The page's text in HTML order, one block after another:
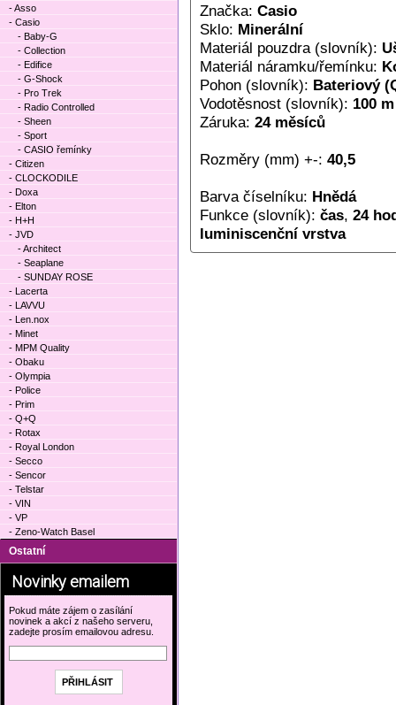
Značka: Casio
Sklo: Minerální
Materiál pouzdra (slovník):
Materiál náramku/řemínku:
Pohon (slovník): Bateriový
Vodotěsnost (slovník): 100 m
Záruka: 24 měsíců
Rozměry (mm) +-: 40,5
Barva číselníku: Hnědá
Funkce (slovník): čas, 24
luminiscenční vrstva
- Asso
- Casio
- Baby-G
- Collection
- Edifice
- G-Shock
- Pro Trek
- Radio Controlled
- Sheen
- Sport
- CASIO řemínky
- Citizen
- CLOCKODILE
- Doxa
- Elton
- H+H
- JVD
- Architect
- Seaplane
- SUNDAY ROSE
- Lacerta
- LAVVU
- Len.nox
- Minet
- MPM Quality
- Obaku
- Olympia
- Police
- Prim
- Q+Q
- Rotax
- Royal London
- Secco
- Sencor
- Telstar
- VIN
- VP
- Zeno-Watch Basel
Ostatní
Novinky emailem
Pokud máte zájem o zasílání
novinek a akcí z našeho serveru,
zadejte prosím emailovou adresu.